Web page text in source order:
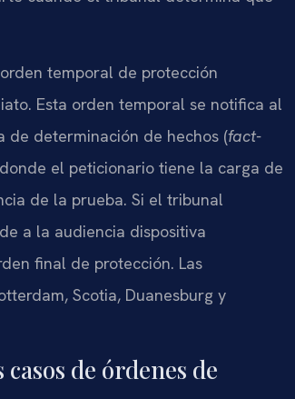
temporal de protección
Esta orden temporal se notifica al
de determinación de hechos (fact-
el peticionario tiene la carga de
de la prueba. Si el tribunal
a la audiencia dispositiva
final de protección. Las
Scotia, Duanesburg y
de órdenes de